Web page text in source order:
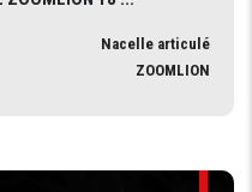
Nacelle articulé
ZOOMLION